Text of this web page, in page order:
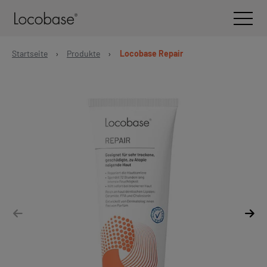
Startseite › Produkte › Locobase Repair